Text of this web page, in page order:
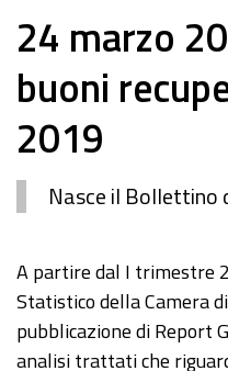
24 marzo
buoni
2019
Nasce il Bollettino
A partire dal I trimestre
Statistico della Camera
pubblicazione di Report
analisi trattati che